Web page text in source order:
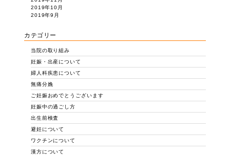
2019年10月
2019年9月
カテゴリー
当院の取り組み
妊娠・出産について
婦人科疾患について
無痛分娩
ご妊娠おめでとうございます
妊娠中の過ごし方
出生前検査
避妊について
ワクチンについて
漢方について